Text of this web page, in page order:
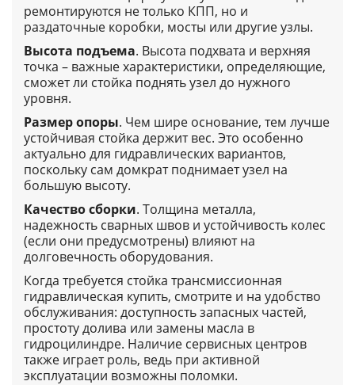
ремонтируются не только КПП, но и
раздаточные коробки, мосты или другие узлы.
Высота подъема. Высота подхвата и верхняя
точка – важные характеристики, определяющие,
сможет ли стойка поднять узел до нужного
уровня.
Размер опоры. Чем шире основание, тем лучше
устойчивая стойка держит вес. Это особенно
актуально для гидравлических вариантов,
поскольку сам домкрат поднимает узел на
большую высоту.
Качество сборки. Толщина металла,
надежность сварных швов и устойчивость колес
(если они предусмотрены) влияют на
долговечность оборудования.
Когда требуется стойка трансмиссионная
гидравлическая купить, смотрите и на удобство
обслуживания: доступность запасных частей,
простоту долива или замены масла в
гидроцилиндре. Наличие сервисных центров
также играет роль, ведь при активной
эксплуатации возможны поломки.